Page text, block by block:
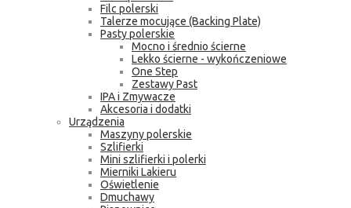
Filc polerski
Talerze mocujące (Backing Plate)
Pasty polerskie
Mocno i średnio ścierne
Lekko ścierne - wykończeniowe
One Step
Zestawy Past
IPA i Zmywacze
Akcesoria i dodatki
Urządzenia
Maszyny polerskie
Szlifierki
Mini szlifierki i polerki
Mierniki Lakieru
Oświetlenie
Dmuchawy